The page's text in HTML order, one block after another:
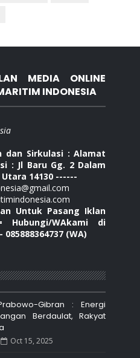
MEDIA ONLINE
INDONESIA
dan Sirkulasi : Alamat
: Jl Baru Gg. 2 Dalam
14130 ------
Untuk Pasang Iklan
Hubungi/WAkami di
085888364737 (WA)
Gibran : Energi
Berdaulat, Rakyat
Oct 15, 2025